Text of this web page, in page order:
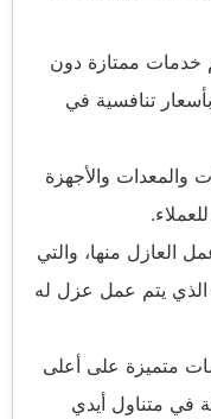
خدمات ممتازة دون
تنافسية في
والمعدات والأجهزة
العازل منها، والتي
الذي يتم عمل عزل له
متميزة على أعلى
في متناول أيدي